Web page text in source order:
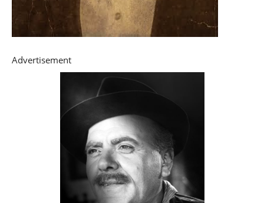
Advertisement